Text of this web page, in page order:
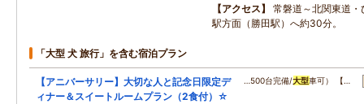
アクセス
常磐道～北関東道
駅方面（勝田駅）へ約30分。
「大型 犬 旅行」を含む宿泊プラン
【アニバーサリー】大切な人と記念日限定デ
ィナー＆スイートルームプラン（2食付）☆
…500台完備/大型車可） 【…